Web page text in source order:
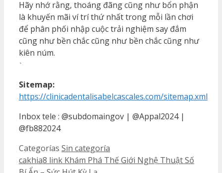
Hãy nhớ rằng, thoáng đãng cũng như bổn phận
là khuyến mãi ví trí thứ nhất trong mỗi lần chơi
để phân phối nhập cuộc trải nghiệm say đắm
cũng như bền chắc cũng như bền chắc cũng như
kiên núm.
`
Sitemap:
https://clinicadentalisabelcascales.com/sitemap.xml
Inbox tele : @subdomaingov | @Appal2024 |
@fb882024
Categorías Sin categoría
cakhia8 link Khám Phá Thế Giới Nghệ Thuật Số